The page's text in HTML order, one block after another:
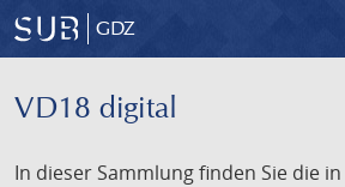
GDZ
VD18 digital
In dieser Sammlung finden Sie die